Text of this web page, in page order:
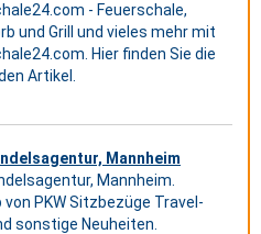
- Feuerschale,
und Grill und vieles mehr mit
Hier finden Sie die
Artikel.
Mannheim
Mannheim.
PKW Sitzbezüge Travel-
sonstige Neuheiten.